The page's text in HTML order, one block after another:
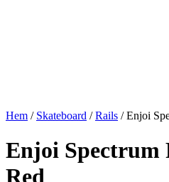
Hem / Skateboard /Rails / Enjoi
Enjoi Spectrum
Red